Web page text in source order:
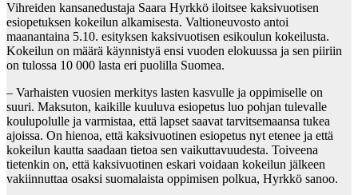
Vihreiden kansanedustaja Saara Hyrkkö iloitsee kaksivuotisen
esiopetuksen kokeilun alkamisesta. Valtioneuvosto antoi
maanantaina 5.10. esityksen kaksivuotisen esikoulun kokeilusta.
Kokeilun on määrä käynnistyä ensi vuoden elokuussa ja sen piiriin
on tulossa 10 000 lasta eri puolilla Suomea.
– Varhaisten vuosien merkitys lasten kasvulle ja oppimiselle on
suuri. Maksuton, kaikille kuuluva esiopetus luo pohjan tulevalle
koulupolulle ja varmistaa, että lapset saavat tarvitsemaansa tukea
ajoissa. On hienoa, että kaksivuotinen esiopetus nyt etenee ja että
kokeilun kautta saadaan tietoa sen vaikuttavuudesta. Toiveena
tietenkin on, että kaksivuotinen eskari voidaan kokeilun jälkeen
vakiinnuttaa osaksi suomalaista oppimisen polkua, Hyrkkö sanoo.